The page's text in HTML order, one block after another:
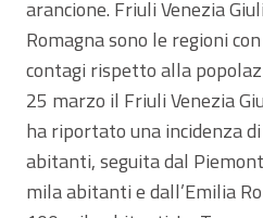
arancione. Friuli Venezia
Romagna sono le regioni
contagi rispetto alla
25 marzo il Friuli Venezia
ha riportato una incidenza
abitanti, seguita dal
mila abitanti e dall’Emilia